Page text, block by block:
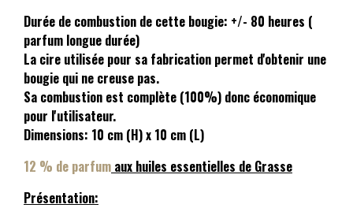
Durée de combustion de cette bougie: +/- 80 heures (
parfum longue durée)
La cire utilisée pour sa fabrication permet d'obtenir une
bougie qui ne creuse pas.
Sa combustion est complète (100%) donc économique
pour l'utilisateur.
Dimensions: 10 cm (H) x 10 cm (L)
12 % de parfum aux huiles essentielles de Grasse
Présentation: